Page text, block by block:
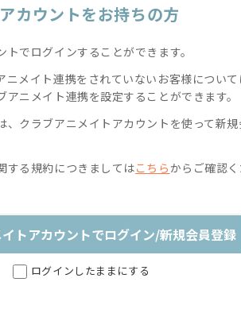
カウントをお持ちの方
でログインすることができます。
ニメイト連携をされていないお客様について
ニメイト連携を設定することができます。
、クラブアニメイトアカウントを使って新
する規約につきましてはこちらからご確認く
トアカウントでログイン/新規会員登録
ログインしたままにする